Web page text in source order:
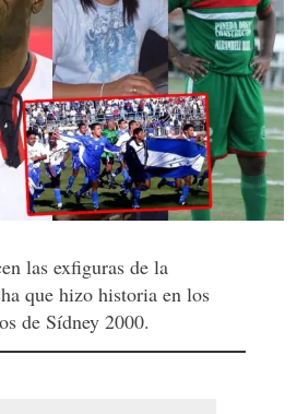
las exfiguras de la
que hizo historia en los
de Sídney 2000.